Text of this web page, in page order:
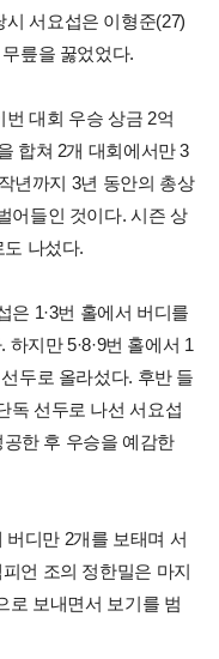
서요섭은 이형준(27)
릎을 꿇었었다.
대회 우승 상금 2억
합쳐 2개 대회에서만 3
년까지 3년 동안의 총상
어들인 것이다. 시즌 상
나섰다.
은 1·3번 홀에서 버디를
지만 5·8·9번 홀에서 1
두로 올라섰다. 후반 들
독 선두로 나선 서요섭
한 후 우승을 예감한
디만 2개를 보태며 서
언 조의 정한밀은 마지
로 보내면서 보기를 범